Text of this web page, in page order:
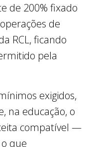
de 200% fixado
de
RCL, ficando
pela
exigidos,
na educação, o
compatível —
que